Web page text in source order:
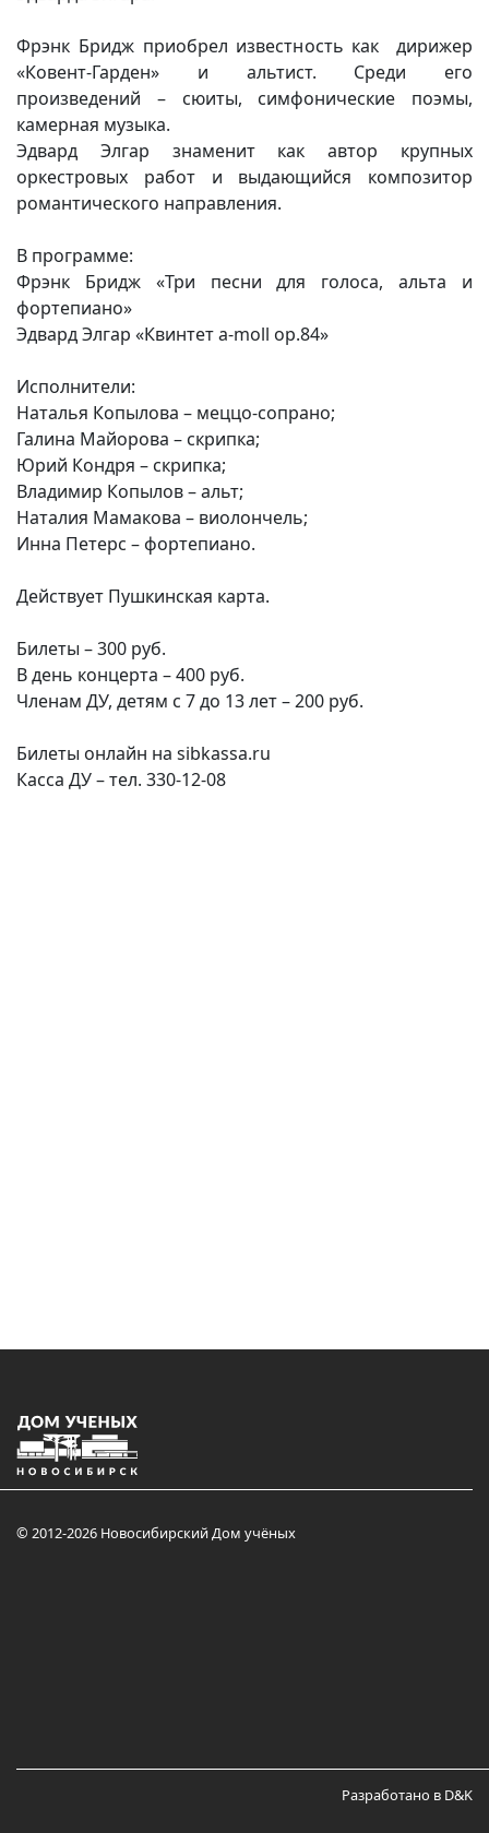
Фрэнк Бридж приобрел известность как дирижер
«Ковент-Гарден» и альтист. Среди его
произведений – сюиты, симфонические поэмы,
камерная музыка.
Эдвард Элгар знаменит как автор крупных
оркестровых работ и выдающийся композитор
романтического направления.
В программе:
Фрэнк Бридж «Три песни для голоса, альта и
фортепиано»
Эдвард Элгар «Квинтет а-moll op.84»
Исполнители:
Наталья Копылова – меццо-сопрано;
Галина Майорова – скрипка;
Юрий Кондря – скрипка;
Владимир Копылов – альт;
Наталия Мамакова – виолончель;
Инна Петерс – фортепиано.
Действует Пушкинская карта.
Билеты – 300 руб.
В день концерта – 400 руб.
Членам ДУ, детям с 7 до 13 лет – 200 руб.
Билеты онлайн на sibkassa.ru
Касса ДУ – тел. 330-12-08
© 2012-2026 Новосибирский Дом учёных
Разработано в D&K